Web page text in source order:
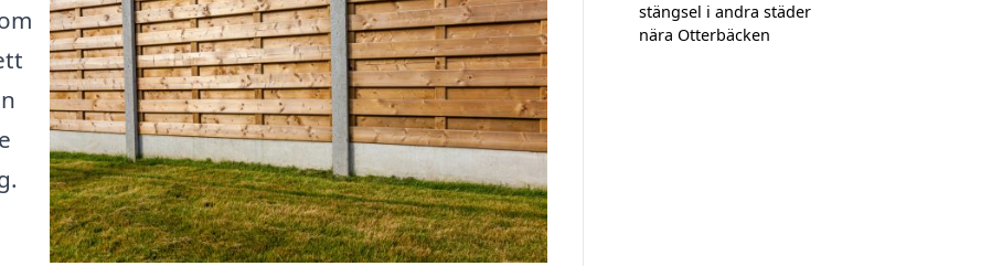
stängsel i andra städer
nära Otterbäcken